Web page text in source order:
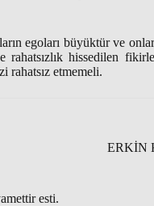
egoları büyüktür ve
rahatsızlık hissedilen
rahatsız etmemeli.
ERKİN
esti.